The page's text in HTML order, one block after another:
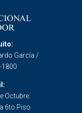
García /
1800
Octubre.
6to Piso